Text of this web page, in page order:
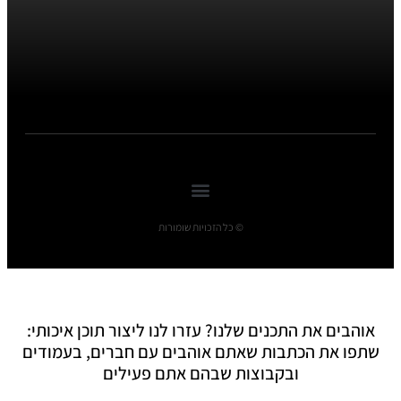
© כל הזכויות שומורות
אוהבים את התכנים שלנו? עזרו לנו ליצור תוכן איכותי:
שתפו את הכתבות שאתם אוהבים עם חברים, בעמודים
ובקבוצות שבהם אתם פעילים